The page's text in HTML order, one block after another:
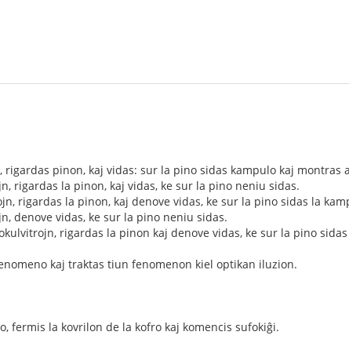
rigardas pinon, kaj vidas: sur la pino sidas kampulo kaj montras
rigardas la pinon, kaj vidas, ke sur la pino neniu sidas.
rigardas la pinon, kaj denove vidas, ke sur la pino sidas la
denove vidas, ke sur la pino neniu sidas.
rigardas la pinon kaj denove vidas, ke sur la pino
kaj traktas tiun fenomenon kiel optikan iluzion.
fermis la kovrilon de la kofro kaj komencis sufokiĝi.